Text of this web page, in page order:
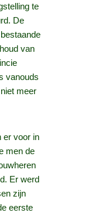
te
De
van
vanouds
meer
er voor in
men de
Er werd
zijn
eerste